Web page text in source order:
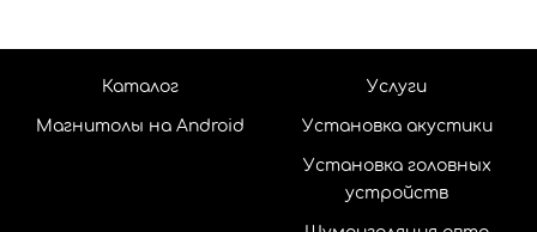
Каталог
Магнитолы на Android
Услуги
Установка акустики
Установка головных
устройств